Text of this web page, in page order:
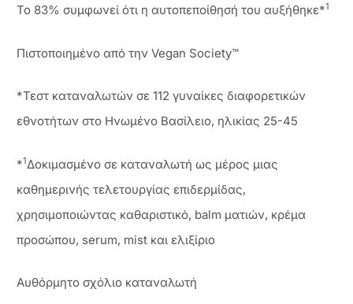
Το 83% συμφωνεί ότι η αυτοπεποίθησή του αυξήθηκε*1
Πιστοποιημένο από την Vegan Society™
*Τεστ καταναλωτών σε 112 γυναίκες διαφορετικών
εθνοτήτων στο Ηνωμένο Βασίλειο, ηλικίας 25-45
*1Δοκιμασμένο σε καταναλωτή ως μέρος μιας
καθημερινής τελετουργίας επιδερμίδας,
χρησιμοποιώντας καθαριστικό, balm ματιών, κρέμα
προσώπου, serum, mist και ελιξίριο
Αυθόρμητο σχόλιο καταναλωτή